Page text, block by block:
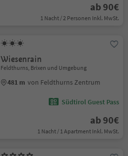
ab 90€
1 Nacht / 2 Personen Inkl. MwSt.
Wiesenrain
Feldthurns, Brixen und Umgebung
481 m von Feldthurns Zentrum
Südtirol Guest Pass
ab 90€
1 Nacht / 1 Apartment Inkl. MwSt.